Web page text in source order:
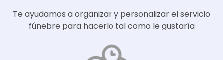
Te ayudamos a organizar y personalizar el servicio
fúnebre para hacerlo tal como le gustaría